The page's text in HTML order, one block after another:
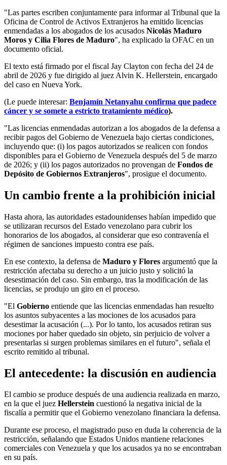
"Las partes escriben conjuntamente para informar al Tribunal que la
Oficina de Control de Activos Extranjeros ha emitido licencias
enmendadas a los abogados de los acusados Nicolás Maduro
Moros y Cilia Flores de Maduro", ha explicado la OFAC en un
documento oficial.
El texto está firmado por el fiscal Jay Clayton con fecha del 24 de
abril de 2026 y fue dirigido al juez Alvin K. Hellerstein, encargado
del caso en Nueva York.
(Le puede interesar: Benjamín Netanyahu confirma que padece
cáncer y se somete a estricto tratamiento médico).
"Las licencias enmendadas autorizan a los abogados de la defensa a
recibir pagos del Gobierno de Venezuela bajo ciertas condiciones,
incluyendo que: (i) los pagos autorizados se realicen con fondos
disponibles para el Gobierno de Venezuela después del 5 de marzo
de 2026; y (ii) los pagos autorizados no provengan de Fondos de
Depósito de Gobiernos Extranjeros", prosigue el documento.
Un cambio frente a la prohibición inicial
Hasta ahora, las autoridades estadounidenses habían impedido que
se utilizaran recursos del Estado venezolano para cubrir los
honorarios de los abogados, al considerar que eso contravenía el
régimen de sanciones impuesto contra ese país.
En ese contexto, la defensa de Maduro y Flores argumentó que la
restricción afectaba su derecho a un juicio justo y solicitó la
desestimación del caso. Sin embargo, tras la modificación de las
licencias, se produjo un giro en el proceso.
"El Gobierno entiende que las licencias enmendadas han resuelto
los asuntos subyacentes a las mociones de los acusados para
desestimar la acusación (...). Por lo tanto, los acusados retiran sus
mociones por haber quedado sin objeto, sin perjuicio de volver a
presentarlas si surgen problemas similares en el futuro", señala el
escrito remitido al tribunal.
El antecedente: la discusión en audiencia
El cambio se produce después de una audiencia realizada en marzo,
en la que el juez Hellerstein cuestionó la negativa inicial de la
fiscalía a permitir que el Gobierno venezolano financiara la defensa.
Durante ese proceso, el magistrado puso en duda la coherencia de la
restricción, señalando que Estados Unidos mantiene relaciones
comerciales con Venezuela y que los acusados ya no se encontraban
en su país.